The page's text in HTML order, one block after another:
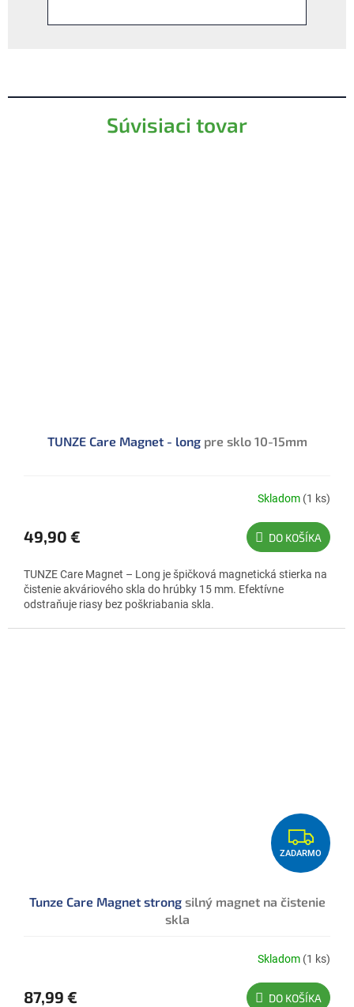
Súvisiaci tovar
TUNZE Care Magnet - long pre sklo 10-15mm
produktu
je
z
5
hviezdičiek.
Skladom (1 ks)
49,90 € DO KOŠÍKA
TUNZE Care Magnet – Long je špičková magnetická stierka na
čistenie akváriového skla do hrúbky 15 mm. Efektívne
odstraňuje riasy bez poškriabania skla.
Z
A
A
M
O
ZADARMO
Tunze Care Magnet strong silný magnet na čistenie
skla
Skladom (1 ks)
87,99 € DO KOŠÍKA